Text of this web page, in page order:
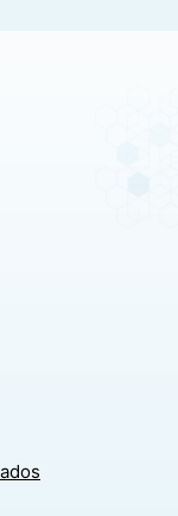
sociedade-
metrologiasbm